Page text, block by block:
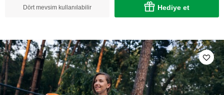
Dört mevsim kullanılabilir Hediye et